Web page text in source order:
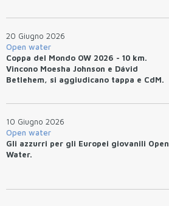
20 Giugno 2026
Open water
Coppa del Mondo OW 2026 - 10 km.
Vincono Moesha Johnson e Dávid
Betlehem, si aggiudicano tappa e CdM.
10 Giugno 2026
Open water
Gli azzurri per gli Europei giovanili Open
Water.